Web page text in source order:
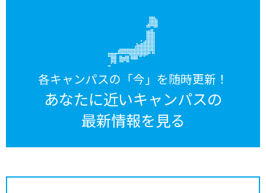
各キャンパスの「今」を随時更新！
あなたに近いキャンパスの
最新情報を見る